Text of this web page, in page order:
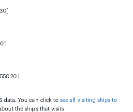
data. You can click tosee all visiting ships to
the ships that visits